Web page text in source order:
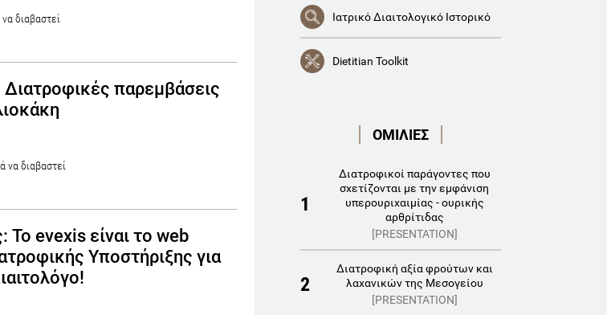
διαβαστεί
παρεμβάσεις
να διαβαστεί
evexis είναι το web
Υποστήριξης για
Ιατρικό Διαιτολογικό Ιστορικό
Dietitian Toolkit
ΟΜΙΛΙΕΣ
1
Διατροφικοί παράγοντες που
σχετίζονται με την εμφάνιση
υπερουριχαιμίας - ουρικής
αρθρίτιδας
[PRESENTATION]
2
Διατροφική αξία φρούτων και
λαχανικών της Μεσογείου
[PRESENTATION]